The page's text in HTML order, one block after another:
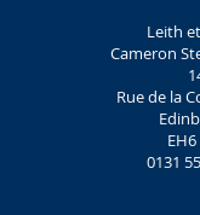
Leith
Cameron
Rue de la
EH6
0131